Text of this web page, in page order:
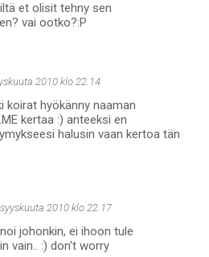
et olisit tehny sen
vai ootko?:P
2010 klo 22.14
koirat hyökänny naaman
kertaa :) anteeksi en
halusin vaan kertoa tän
2010 klo 22.17
johonkin, ei ihoon tule
vain.. :) don't worry